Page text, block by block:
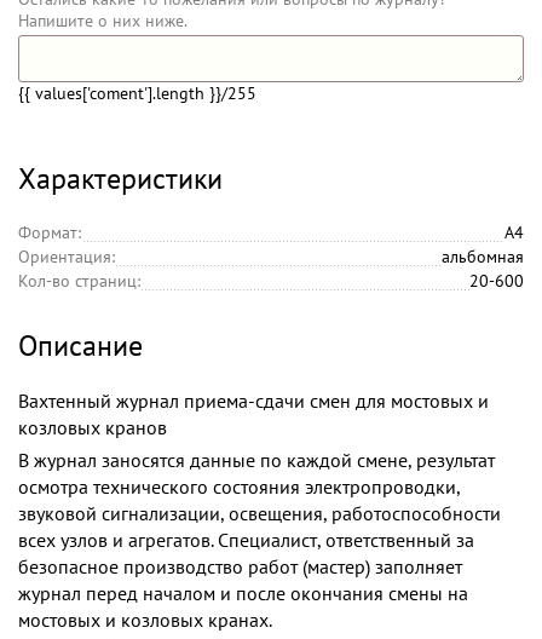
Напишите о них ниже.
{{ values['coment'].length }}/255
Характеристики
Формат:
А4
Ориентация:
альбомная
Кол-во страниц:
20-600
Описание
Вахтенный журнал приема-сдачи смен для мостовых и
козловых кранов
В журнал заносятся данные по каждой смене, результат
осмотра технического состояния электропроводки,
звуковой сигнализации, освещения, работоспособности
всех узлов и агрегатов. Специалист, ответственный за
безопасное производство работ (мастер) заполняет
журнал перед началом и после окончания смены на
мостовых и козловых кранах.